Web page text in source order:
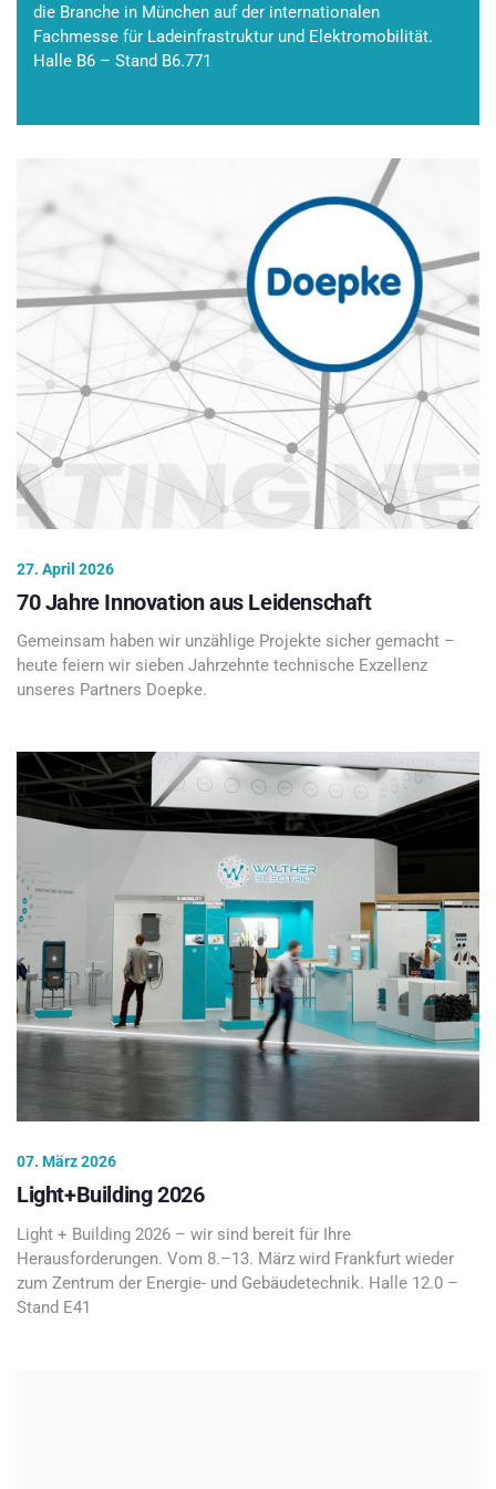
die Branche in München auf der internationalen
Fachmesse für Ladeinfrastruktur und Elektromobilität.
Halle B6 – Stand B6.771
27. April 2026
70 Jahre Innovation aus Leidenschaft
Gemeinsam haben wir unzählige Projekte sicher gemacht –
heute feiern wir sieben Jahrzehnte technische Exzellenz
unseres Partners Doepke.
07. März 2026
Light+Building 2026
Light + Building 2026 – wir sind bereit für Ihre
Herausforderungen. Vom 8.–13. März wird Frankfurt wieder
zum Zentrum der Energie- und Gebäudetechnik. Halle 12.0 –
Stand E41